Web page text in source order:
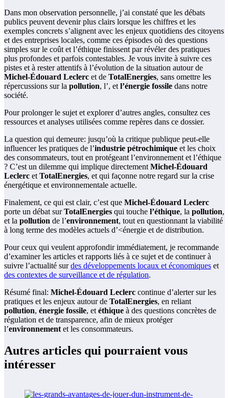
Dans mon observation personnelle, j’ai constaté que les débats
publics peuvent devenir plus clairs lorsque les chiffres et les
exemples concrets s’alignent avec les enjeux quotidiens des citoyens
et des entreprises locales, comme ces épisodes où des questions
simples sur le coût et l’éthique finissent par révéler des pratiques
plus profondes et parfois contestables. Je vous invite à suivre ces
pistes et à rester attentifs à l’évolution de la situation autour de
Michel-Édouard Leclerc et de TotalEnergies, sans omettre les
répercussions sur la pollution, l’, et l’énergie fossile dans notre
société.
Pour prolonger le sujet et explorer d’autres angles, consultez ces
ressources et analyses utilisées comme repères dans ce dossier.
La question qui demeure: jusqu’où la critique publique peut-elle
influencer les pratiques de l’industrie pétrochimique et les choix
des consommateurs, tout en protégeant l’environnement et l’éthique
? C’est un dilemme qui implique directement Michel-Édouard
Leclerc et TotalEnergies, et qui façonne notre regard sur la crise
énergétique et environnementale actuelle.
Finalement, ce qui est clair, c’est que Michel-Édouard Leclerc
porte un débat surTotalEnergies qui touche l’éthique, la pollution,
et la pollution de l’environnement, tout en questionnant la viabilité
à long terme des modèles actuels d’<énergie et de distribution.
Pour ceux qui veulent approfondir immédiatement, je recommande
d’examiner les articles et rapports liés à ce sujet et de continuer à
suivre l’actualité surdes développements locaux et économiques et
des contextes de surveillance et de régulation.
Résumé final: Michel-Édouard Leclerc continue d’alerter sur les
pratiques et les enjeux autour de TotalEnergies, en reliant
pollution, énergie fossile, et éthique à des questions concrètes de
régulation et de transparence, afin de mieux protéger
l’environnement et les consommateurs.
Autres articles qui pourraient vous
intéresser